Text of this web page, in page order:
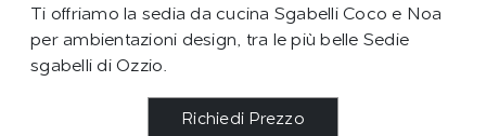
Ti offriamo la sedia da cucina Sgabelli Coco e Noa
per ambientazioni design, tra le più belle Sedie
sgabelli di Ozzio.
Richiedi Prezzo